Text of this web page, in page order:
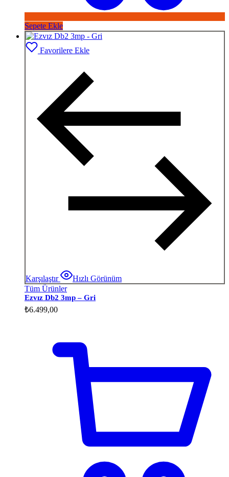
Sepete Ekle
Favorilere Ekle
Karşılaştır
Hızlı Görünüm
Tüm Ürünler
Ezvız Db2 3mp – Gri
₺6.499,00